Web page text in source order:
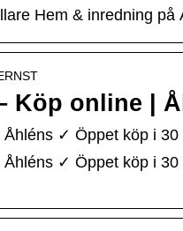
Hem & inredning
Köp online |
Åhléns ✓ Öppet köp i
Åhléns ✓ Öppet köp i